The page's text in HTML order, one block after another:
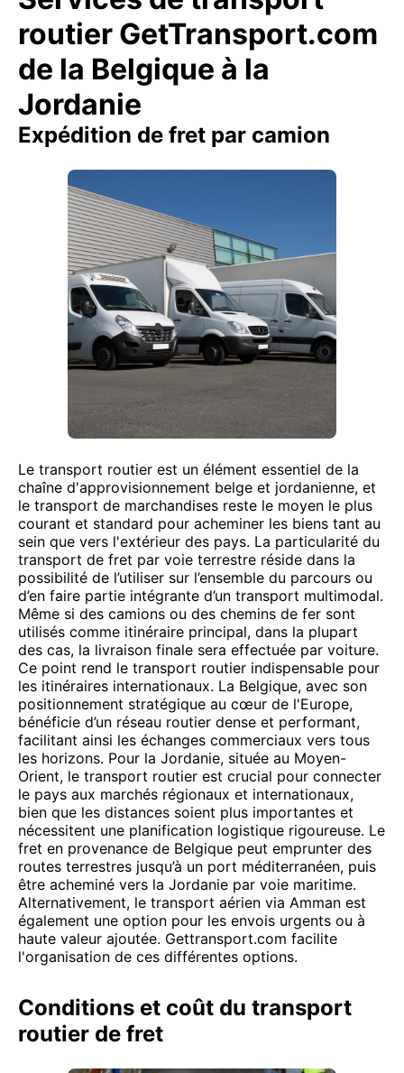
routier GetTransport.com
de la Belgique à la
Jordanie
Expédition de fret par camion
Le transport routier est un élément essentiel de la
chaîne d'approvisionnement belge et jordanienne, et
le transport de marchandises reste le moyen le plus
courant et standard pour acheminer les biens tant au
sein que vers l'extérieur des pays. La particularité du
transport de fret par voie terrestre réside dans la
possibilité de l’utiliser sur l’ensemble du parcours ou
d’en faire partie intégrante d’un transport multimodal.
Même si des camions ou des chemins de fer sont
utilisés comme itinéraire principal, dans la plupart
des cas, la livraison finale sera effectuée par voiture.
Ce point rend le transport routier indispensable pour
les itinéraires internationaux. La Belgique, avec son
positionnement stratégique au cœur de l'Europe,
bénéficie d’un réseau routier dense et performant,
facilitant ainsi les échanges commerciaux vers tous
les horizons. Pour la Jordanie, située au Moyen-
Orient, le transport routier est crucial pour connecter
le pays aux marchés régionaux et internationaux,
bien que les distances soient plus importantes et
nécessitent une planification logistique rigoureuse. Le
fret en provenance de Belgique peut emprunter des
routes terrestres jusqu’à un port méditerranéen, puis
être acheminé vers la Jordanie par voie maritime.
Alternativement, le transport aérien via Amman est
également une option pour les envois urgents ou à
haute valeur ajoutée. Gettransport.com facilite
l'organisation de ces différentes options.
Conditions et coût du transport
routier de fret